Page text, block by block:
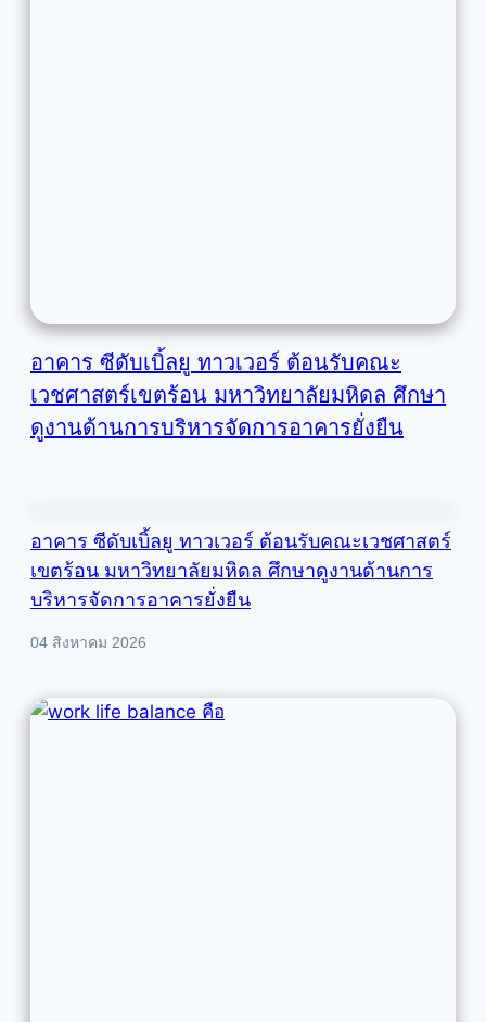
อาคาร ซีดับเบิ้ลยู ทาวเวอร์ ต้อนรับคณะ
เวชศาสตร์เขตร้อน มหาวิทยาลัยมหิดล ศึกษา
ดูงานด้านการบริหารจัดการอาคารยั่งยืน
อาคาร ซีดับเบิ้ลยู ทาวเวอร์ ต้อนรับคณะเวชศาสตร์
เขตร้อน มหาวิทยาลัยมหิดล ศึกษาดูงานด้านการ
บริหารจัดการอาคารยั่งยืน
04 สิงหาคม 2026